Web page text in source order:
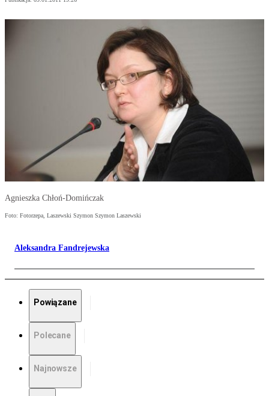
Agnieszka Chłoń-Domińczak
Foto: Fotorzepa, Laszewski Szymon Szymon Laszewski
Aleksandra Fandrejewska
Powiązane
Polecane
Najnowsze